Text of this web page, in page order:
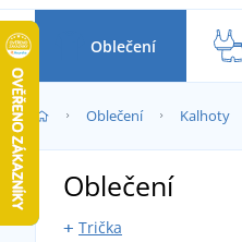
Oblečení
Oblečení Kalhoty
Oblečení
Trička